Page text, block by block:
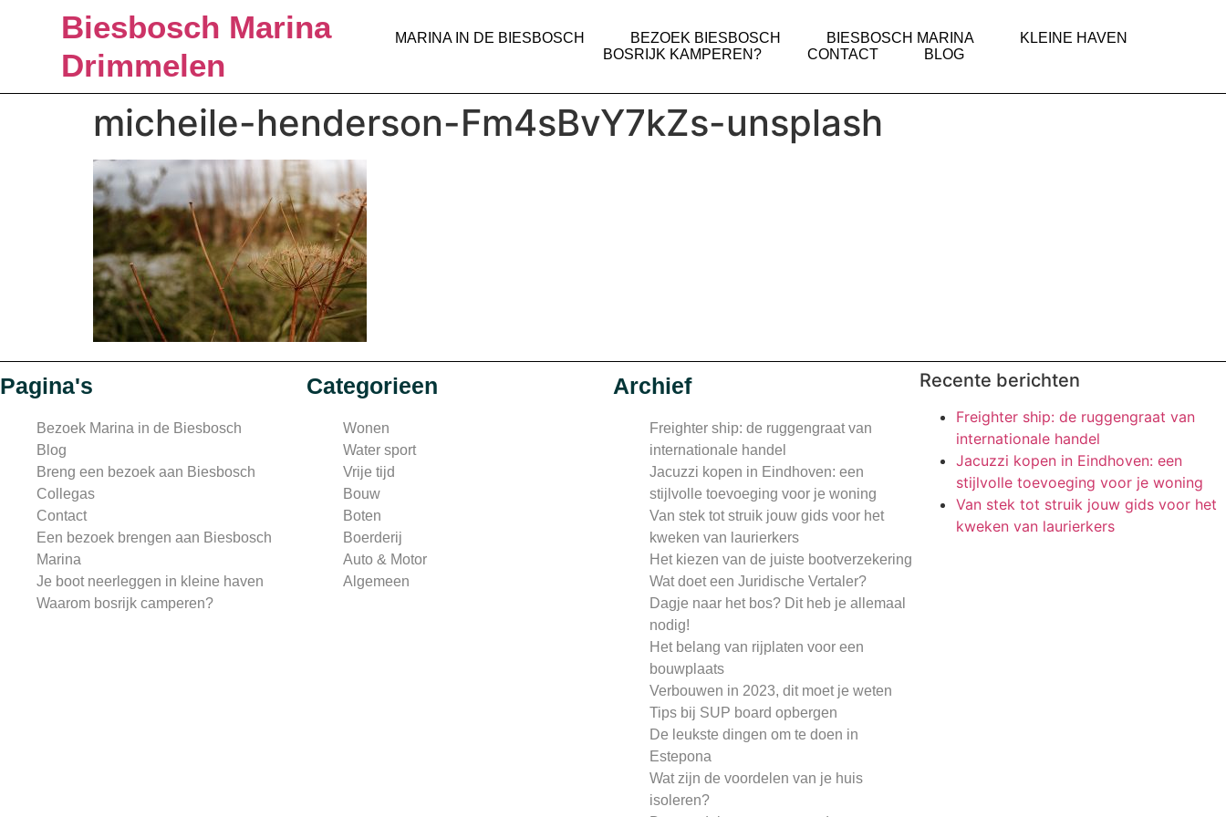
Biesbosch Marina
Drimmelen
MARINA IN DE BIESBOSCH BEZOEK BIESBOSCH BIESBOSCH MARINA
KLEINE HAVEN
BOSRIJK KAMPEREN?
CONTACT BLOG
micheile-henderson-Fm4sBvY7kZs-unsplash
Pagina's
Bezoek Marina in de Biesbosch
Blog
Breng een bezoek aan Biesbosch
Collegas
Contact
Een bezoek brengen aan Biesbosch
Marina
Je boot neerleggen in kleine haven
Waarom bosrijk camperen?
Categorieen
Wonen
Water sport
Vrije tijd
Bouw
Boten
Boerderij
Auto & Motor
Algemeen
Archief
Freighter ship: de ruggengraat van
internationale handel
Jacuzzi kopen in Eindhoven: een
stijlvolle toevoeging voor je woning
Van stek tot struik jouw gids voor het
kweken van laurierkers
Het kiezen van de juiste bootverzekering
Wat doet een Juridische Vertaler?
Dagje naar het bos? Dit heb je allemaal
nodig!
Het belang van rijplaten voor een
bouwplaats
Verbouwen in 2023, dit moet je weten
Tips bij SUP board opbergen
De leukste dingen om te doen in
Estepona
Wat zijn de voordelen van je huis
isoleren?
Recente berichten
Freighter ship: de ruggengraat van
internationale handel
Jacuzzi kopen in Eindhoven: een
stijlvolle toevoeging voor je woning
Van stek tot struik jouw gids voor het
kweken van laurierkers